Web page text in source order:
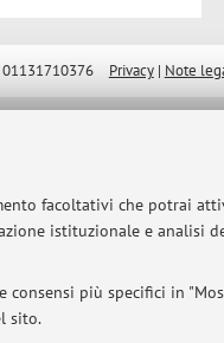
facoltativi che potrai
istituzionale e analisi
consensi più specifici in
sito.
01131710376 Privacy| Note